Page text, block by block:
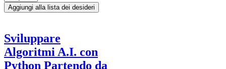
Aggiungi alla lista dei desideri
Sviluppare
Algoritmi A.I. con
Python Partendo da